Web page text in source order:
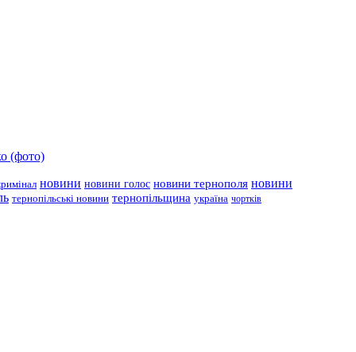
(фото)
новини новини голос новини тернополя новини
тернопільські новини тернопільщина україна чортків